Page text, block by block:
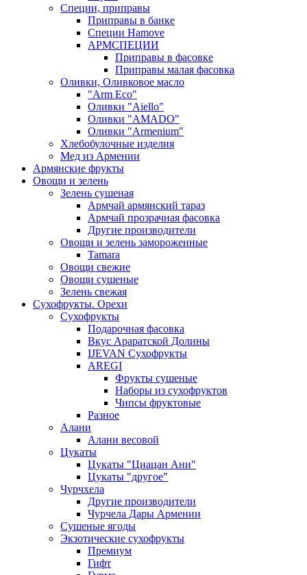
Специи, приправы
Приправы в банке
Специи Hamove
АРМСПЕЦИИ
Приправы в фасовке
Приправы малая фасовка
Оливки, Оливковое масло
"Arm Eco"
Оливки "Aiello"
Оливки "AMADO"
Оливки "Armenium"
Хлебобулочные изделия
Мед из Армении
Армянские фрукты
Овощи и зелень
Зелень сушеная
Армчай армянский тараз
Армчай прозрачная фасовка
Другие производители
Овощи и зелень замороженные
Tamara
Овощи свежие
Овощи сушеные
Зелень свежая
Сухофрукты. Орехи
Сухофрукты
Подарочная фасовка
Вкус Араратской Долины
IJEVAN Сухофрукты
AREGI
Фрукты сушеные
Наборы из сухофруктов
Чипсы фруктовые
Разное
Алани
Алани весовой
Цукаты
Цукаты "Циацан Ани"
Цукаты "другое"
Чурчхела
Другие производители
Чурчела Дары Армении
Сушеные ягоды
Экзотические сухофрукты
Премиум
Гифт